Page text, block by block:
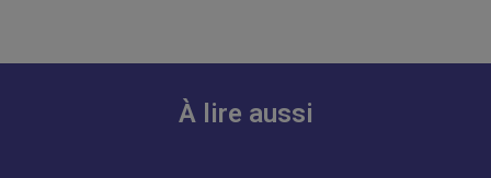
À lire aussi